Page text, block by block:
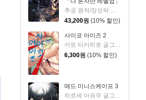
공식 아트북-
43,200원 (10% 할인)
사이코 아이즈 2
6,300원 (10% 할인)
매드 미니스케이프 3
히로세 아유무 글그림/김성래 역